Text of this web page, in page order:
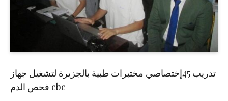
تدريب 45إختصاصي مختبرات طبية بالجزيرة لتشغيل جهاز
فحص الدم cbc